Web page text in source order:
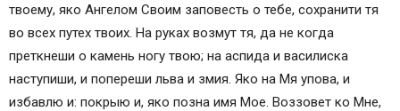
твоему, яко Ангелом Своим заповесть о тебе, сохранити тя
во всех путех твоих. На руках возмут тя, да не когда
преткнеши о камень ногу твою; на аспида и василиска
наступиши, и попереши льва и змия. Яко на Мя упова, и
избавлю и: покрыю и, яко позна имя Мое. Воззовет ко Мне,